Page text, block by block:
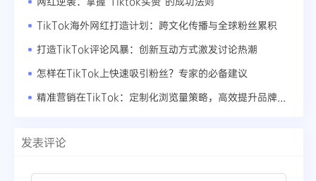
TikTok海外网红打造计划：跨文化传播与全球粉丝累积
打造TikTok评论风暴：创新互动方式激发讨论热潮
怎样在TikTok上快速吸引粉丝？专家的必备建议
发表评论